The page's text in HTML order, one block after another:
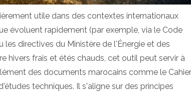
utile dans des contextes internationaux
évoluent rapidement (par exemple, via le Code
les directives du Ministère de l'Énergie et des
hivers frais et étés chauds, cet outil peut servir à
des documents marocains comme le Cahier
techniques. Il s'aligne sur des principes